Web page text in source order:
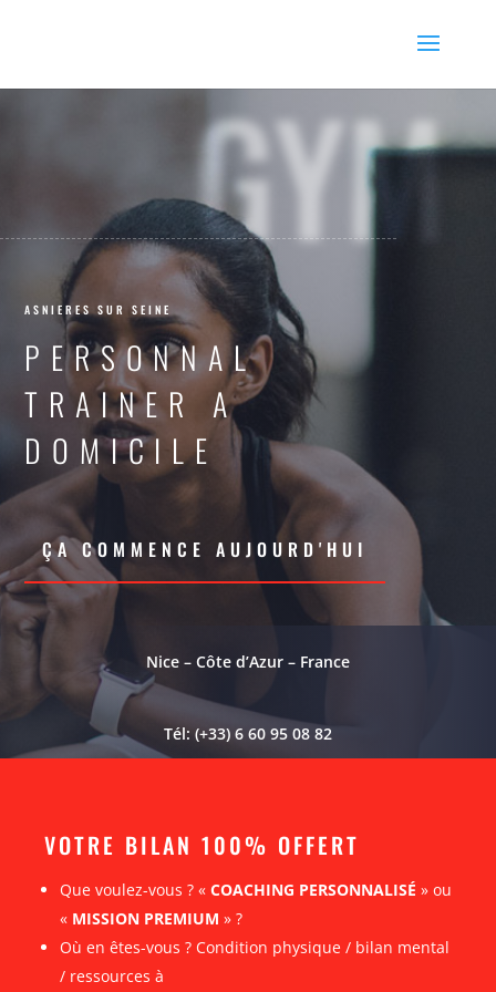
GYM
ASNIERES SUR SEINE
PERSONNAL
TRAINER A
DOMICILE
ÇA COMMENCE AUJOURD'HUI
Nice – Côte d’Azur – France
Tél: (+33) 6 60 95 08 82
VOTRE BILAN 100% OFFERT
Que voulez-vous ? « COACHING PERSONNALISÉ » ou
« MISSION PREMIUM » ?
Où en êtes-vous ? Condition physique / bilan mental
/ ressources à